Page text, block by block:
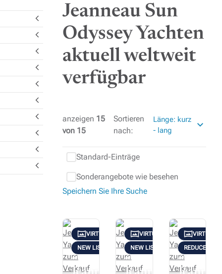
hohen Wert auf dem Gebrauchtmarkt.
an Bord gehen und Ihre Entdeckungsreise
auch die Betriebsgeschichte dieser
Preisgestaltung, Begutachtung, Logistik
gehen Sie an Bord einer Yacht, die für Ihre
Jeanneau Sun
Odyssey Yachten
aktuell weltweit
verfügbar
anzeigen 15
von 15
Sortieren
nach:
Länge: kurz
- lang
Standard-Einträge
Sonderangebote wie besehen
Speichern Sie Ihre Suche
2019
VIRTUELLE TOUR
NEW LISTING
2019
VIRTUELLE TOUR
NEW LISTING
2020
REDUCED